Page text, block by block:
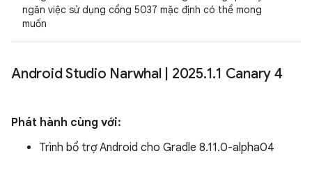
ngăn việc sử dụng cổng 5037 mặc định có thể mong
muốn
Android Studio Narwhal 2025.1.1 Canary 4
Phát hành cùng với:
Trình bổ trợ Android cho Gradle 8.11.0-alpha04